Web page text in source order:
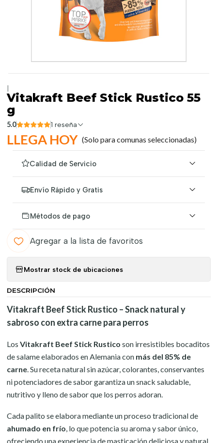
Vitakraft Beef Stick Rustico 55
g
5.0 1 reseña
LLEGA HOY (Solo para comunas seleccionadas)
Calidad de Servicio
Envío Rápido y Gratis
Métodos de pago
Agregar a la lista de favoritos
Mostrar stock de ubicaciones
DESCRIPCIÓN
Vitakraft Beef Stick Rustico – Snack natural y
sabroso con extra carne para perros
Los Vitakraft Beef Stick Rustico son irresistibles bocaditos
de salame elaborados en Alemania con más del 85% de
carne. Su receta natural sin azúcar, colorantes, conservantes
ni potenciadores de sabor garantiza un snack saludable,
nutritivo y lleno de sabor que los perros adoran.
Cada palito se elabora mediante un proceso tradicional de
ahumado en frío, lo que potencia su aroma y sabor único,
ofreciendo una experiencia de masticación deliciosa y natural.